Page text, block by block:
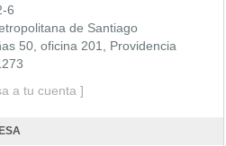
6
de Santiago
50, oficina 201, Providencia
a tu cuenta ]